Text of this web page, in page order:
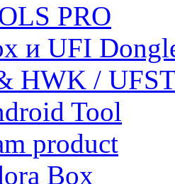
PRO
и UFI
HWK /
Tool
product
Box